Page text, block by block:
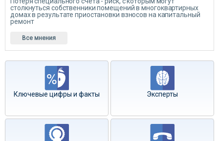
столкнуться собственники помещений в многоквартирных
домах в результате приостановки взносов на капитальный
ремонт
Все мнения
Ключевые цифры и факты Эксперты